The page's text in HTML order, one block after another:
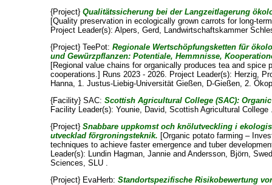
{Project}Qualitätssicherung bei der Langzeitlagerung
[Quality preservation in ecologically grown carrots for long-
Project Leader(s):Alpers, Gerd, Landwirtschaftskammer
{Project} TeePot:Regionale Wertschöpfungsketten für
und Gewürzpflanzen: Potentiale, Hemmnisse,
[Regional value chains for organically produces tea and spice
cooperations.] Runs 2023 - 2026. Project Leader(s): Herzig,
Hanna, 1. Justus-Liebig-Universität Gießen, D-Gießen, 2.
{Facility} SAC:Scottish Agricultural College (SAC):
Facility Leader(s):Younie, David, Scottish Agricultural College
{Project}Snabbare uppkomst och knölutveckling i
utvecklad förgroningsteknik. [Organic potato farming –
techniques to achieve faster emergence and tuber
Leader(s): Lundin Hagman, Jannie andAndersson, Björn,
Sciences, SLU .
{Project} EvaHerb:Standortspezifische Risikobewertung